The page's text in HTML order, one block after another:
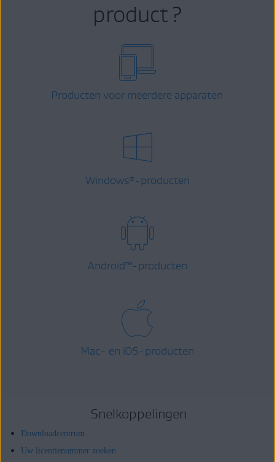
product ?
Producten voor meerdere apparaten
Windows® -producten
Android™-producten
Mac- en iOS-producten
Snelkoppelingen
Downloadcentrum
Uw licentienummer zoeken